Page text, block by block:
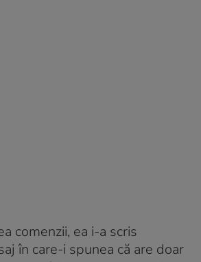
comenzii, ea i-a scris
în care-i spunea că are doar